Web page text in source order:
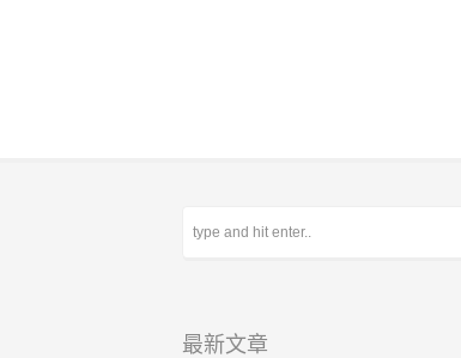
最新文章